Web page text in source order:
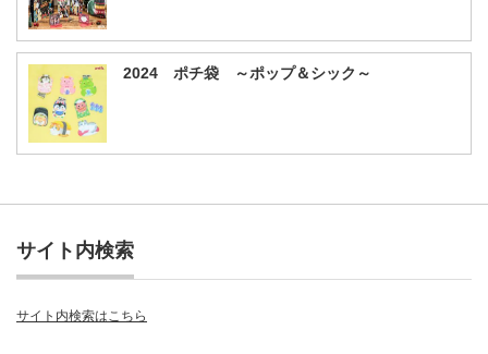
2024 ポチ袋 ～ポップ＆シック～
サイト内検索
サイト内検索はこちら